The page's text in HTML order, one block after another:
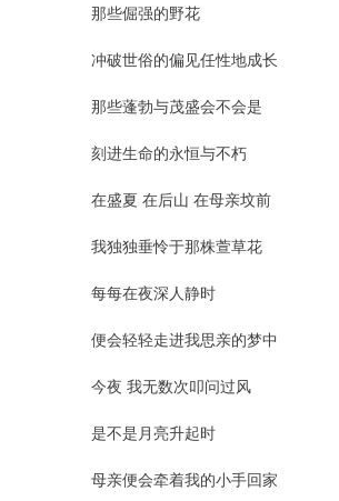
那些倔强的野花
冲破世俗的偏见任性地成长
那些蓬勃与茂盛会不会是
刻进生命的永恒与不朽
在盛夏 在后山 在母亲坟前
我独独垂怜于那株萱草花
每每在夜深人静时
便会轻轻走进我思亲的梦中
今夜 我无数次叩问过风
是不是月亮升起时
母亲便会牵着我的小手回家